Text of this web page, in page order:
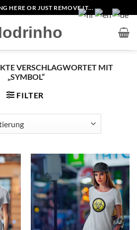
HERE OR JUST REMOVE IT...
VERSCHLAGWORTET MIT
„SYMBOL“
FILTER